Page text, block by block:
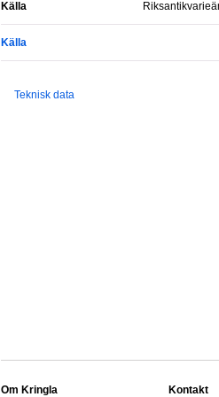
Källa
Källa
Teknisk data
Om Kringla Kontakt